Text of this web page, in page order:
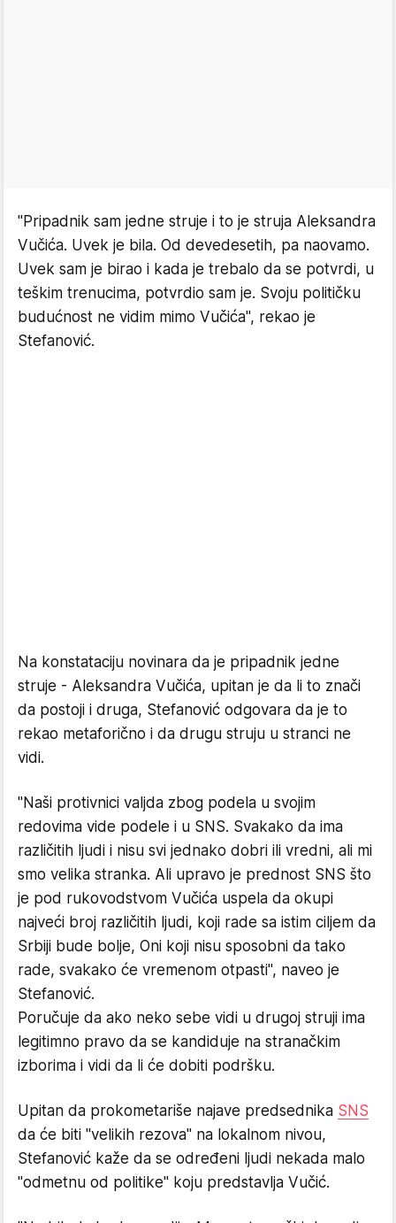
"Pripadnik sam jedne struje i to je struja Aleksandra
Vučića. Uvek je bila. Od devedesetih, pa naovamo.
Uvek sam je birao i kada je trebalo da se potvrdi, u
teškim trenucima, potvrdio sam je. Svoju političku
budućnost ne vidim mimo Vučića", rekao je
Stefanović.
Na konstataciju novinara da je pripadnik jedne
struje - Aleksandra Vučića, upitan je da li to znači
da postoji i druga, Stefanović odgovara da je to
rekao metaforično i da drugu struju u stranci ne
vidi.
"Naši protivnici valjda zbog podela u svojim
redovima vide podele i u SNS. Svakako da ima
različitih ljudi i nisu svi jednako dobri ili vredni, ali mi
smo velika stranka. Ali upravo je prednost SNS što
je pod rukovodstvom Vučića uspela da okupi
najveći broj različitih ljudi, koji rade sa istim ciljem da
Srbiji bude bolje, Oni koji nisu sposobni da tako
rade, svakako će vremenom otpasti", naveo je
Stefanović.
Poručuje da ako neko sebe vidi u drugoj struji ima
legitimno pravo da se kandiduje na stranačkim
izborima i vidi da li će dobiti podršku.
Upitan da prokometariše najave predsednika SNS
da će biti "velikih rezova" na lokalnom nivou,
Stefanović kaže da se određeni ljudi nekada malo
"odmetnu od politike" koju predstavlja Vučić.